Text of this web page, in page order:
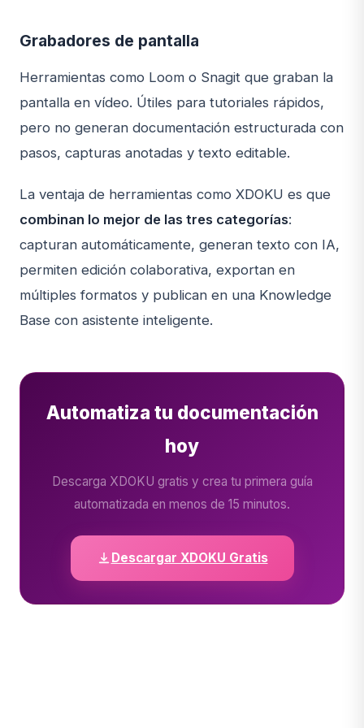
Grabadores de pantalla
Herramientas como Loom o Snagit que graban la
pantalla en vídeo. Útiles para tutoriales rápidos,
pero no generan documentación estructurada con
pasos, capturas anotadas y texto editable.
La ventaja de herramientas como XDOKU es que
combinan lo mejor de las tres categorías:
capturan automáticamente, generan texto con IA,
permiten edición colaborativa, exportan en
múltiples formatos y publican en una Knowledge
Base con asistente inteligente.
Automatiza tu documentación
hoy
Descarga XDOKU gratis y crea tu primera guía
automatizada en menos de 15 minutos.
Descargar XDOKU Gratis